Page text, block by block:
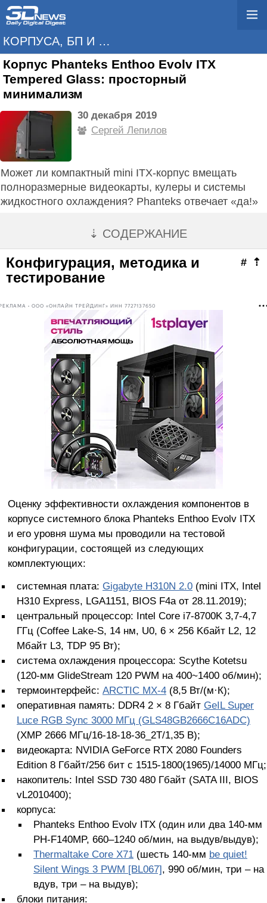
КОРПУСА, БП И ОХЛАЖДЕНИЕ
Корпус Phanteks Enthoo Evolv ITX
Tempered Glass: просторный
минимализм
30 декабря 2019
Сергей Лепилов
Может ли компактный mini ITX-корпус вмещать
полноразмерные видеокарты, кулеры и системы
жидкостного охлаждения? Phantеks отвечает «да!»
⇣ СОДЕРЖАНИЕ
⇡
#
Конфигурация, методика и
тестирование
• ООО «ОНЛАЙН ТРЕЙДИНГ» ИНН 7727137650
Оценку эффективности охлаждения компонентов в
корпусе системного блока Phanteks Enthoo Evolv ITX
и его уровня шума мы проводили на тестовой
конфигурации, состоящей из следующих
комплектующих:
системная плата: Gigabyte H310N 2.0 (mini ITX, Intel
H310 Express, LGA1151, BIOS F4a от 28.11.2019);
центральный процессор: Intel Core i7-8700K 3,7-4,7
ГГц (Coffee Lake-S, 14 нм, U0, 6 × 256 Kбайт L2, 12
Мбайт L3, TDP 95 Вт);
система охлаждения процессора: Scythe Kotetsu
(120-мм GlideStream 120 PWM на 400~1400 об/мин);
термоинтерфейс: ARCTIC MX-4 (8,5 Вт/(м·К);
оперативная память: DDR4 2 × 8 Гбайт GeIL Super
Luce RGB Sync 3000 МГц (GLS48GB2666C16ADC)
(XMP 2666 МГц/16-18-18-36_2T/1,35 В);
видеокарта: NVIDIA GeForce RTX 2080 Founders
Edition 8 Гбайт/256 бит с 1515-1800(1965)/14000 МГц;
накопитель: Intel SSD 730 480 Гбайт (SATA III, BIOS
vL2010400);
корпуса:
Phanteks Enthoo Evolv ITX (один или два 140-мм
PH-F140MP, 660–1240 об/мин, на выдув/выдув);
Thermaltake Core X71 (шесть 140-мм be quiet!
Silent Wings 3 PWM [BL067], 990 об/мин, три – на
вдув, три – на выдув);
блоки питания: